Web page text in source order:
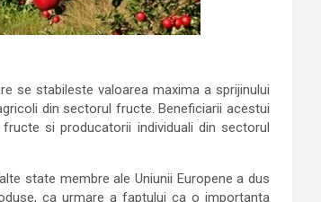
se stabileste valoarea maxima a sprijinului
din sectorul fructe. Beneficiarii acestui
si producatorii individuali din sectorul
state membre ale Uniunii Europene a dus
ca urmare a faptului ca o importanta